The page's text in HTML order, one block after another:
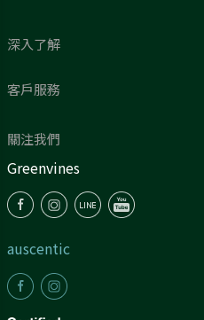
深入了解
客戶服務
關注我們
Greenvines
auscentic